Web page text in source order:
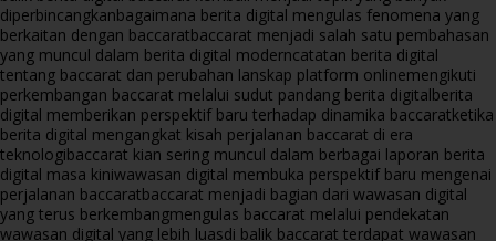
diperbincangkanbagaimana berita digital mengulas fenomena yang
berkaitan dengan baccaratbaccarat menjadi salah satu pembahasan
yang muncul dalam berita digital moderncatatan berita digital
tentang baccarat dan perubahan lanskap platform onlinemengikuti
perkembangan baccarat melalui sudut pandang berita digitalberita
digital memberikan perspektif baru terhadap dinamika baccaratketika
berita digital mengangkat kisah perjalanan baccarat di era
teknologibaccarat kian sering muncul dalam berbagai laporan berita
digital masa kiniwawasan digital membuka perspektif baru mengenai
perjalanan baccaratbaccarat menjadi bagian dari wawasan digital
yang terus berkembangmengulas baccarat melalui pendekatan
wawasan digital yang lebih luasdi balik baccarat terdapat wawasan